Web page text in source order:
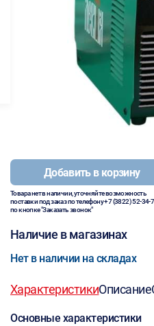
Добавить в корзину
Товара нет в наличии, уточняйте возможность
поставки под заказ по телефону+7 (3822) 52-34-
по кнопке "Заказать звонок"
Наличие в магазинах
Нет в наличии на складах
ХарактеристикиОписание
Основные характеристики